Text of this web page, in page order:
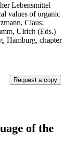
Lebensmittel
values of organic
Claus;
Ulrich (Eds.)
Hamburg, chapter
of the